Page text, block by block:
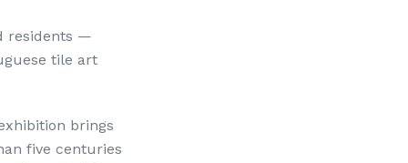
residents —
tile art
brings
five centuries